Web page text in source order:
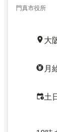
門真市役所
大
月
土